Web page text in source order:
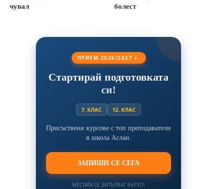
чувал
болест
ПРИЕМ 2026/2027 г.
Стартирай подготовката
си!
7. КЛАС 12. КЛАС
Присъствени курсове с топ преподаватели
в школа Аслан.
ЗАПИШИ СЕ СЕГА
МЕСТАТА СЕ ЗАПЪЛВАТ БЪРЗО!